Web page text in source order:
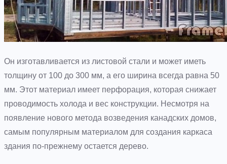
Он изготавливается из листовой стали и может иметь
толщину от 100 до 300 мм, а его ширина всегда равна 50
мм. Этот материал имеет перфорация, которая снижает
проводимость холода и вес конструкции. Несмотря на
появление нового метода возведения канадских домов,
самым популярным материалом для создания каркаса
здания по-прежнему остается дерево.